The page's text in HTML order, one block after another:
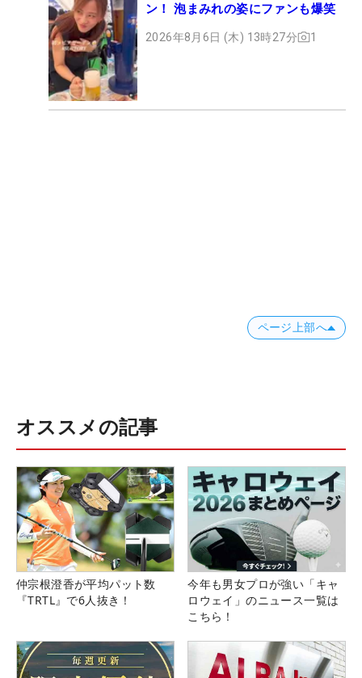
ン！ 泡まみれの姿にファンも爆笑
2026年8月6日 (木) 13時27分 1
ページ上部へ
オススメの記事
仲宗根澄香が平均パット数
『TRTL』で6人抜き！
今年も男女プロが強い「キャ
ロウェイ」のニュース一覧は
こちら！